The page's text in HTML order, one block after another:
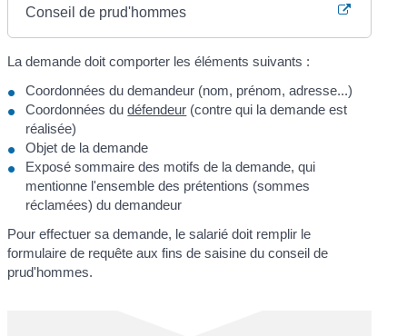
Conseil de prud'hommes
La demande doit comporter les éléments suivants :
Coordonnées du demandeur (nom, prénom, adresse...)
Coordonnées dudéfendeur (contre qui la demande est
réalisée)
Objet de la demande
Exposé sommaire des motifs de la demande, qui
mentionne l'ensemble des prétentions (sommes
réclamées) du demandeur
Pour effectuer sa demande, le salarié doit remplir le
formulaire de requête aux fins de saisine du conseil de
prud'hommes.